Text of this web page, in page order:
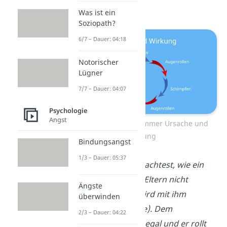
kreisförmig
Kommunikation ist immer Ursache und
Wirkung
➡️
Du beobachtest, wie ein
Jugendlicher seinen Eltern nicht
zuhört. Daraufhin wird mit ihm
geschimpft (Ursache). Dem
Jugendlichen ist das egal und er rollt
Was ist ein
Soziopath?
6/7 – Dauer: 04:18
Notorischer
Lügner
7/7 – Dauer: 04:07
Psychologie
Angst
Bindungsangst
1/3 – Dauer: 05:37
Ängste
überwinden
2/3 – Dauer: 04:22